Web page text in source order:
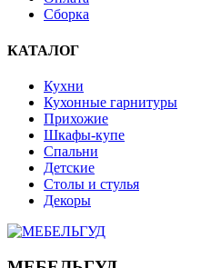
Сборка
КАТАЛОГ
Кухни
Кухонные гарнитуры
Прихожие
Шкафы-купе
Спальни
Детские
Столы и стулья
Декоры